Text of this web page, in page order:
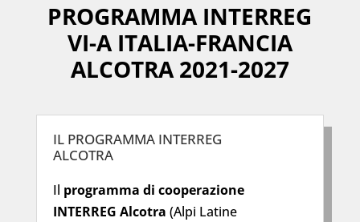
PROGRAMMA INTERREG
VI-A ITALIA-FRANCIA
ALCOTRA 2021-2027
IL PROGRAMMA INTERREG
ALCOTRA
Il programma di cooperazione
INTERREG Alcotra (Alpi Latine